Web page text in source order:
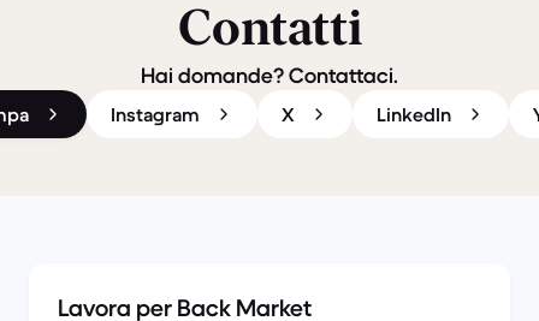
Contatti
Hai domande? Contattaci.
Instagram X LinkedIn
Lavora per Back Market